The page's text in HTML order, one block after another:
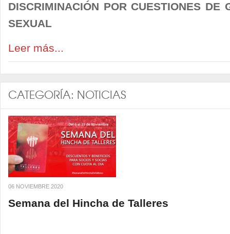
DISCRIMINACIÓN POR CUESTIONES DE
SEXUAL
Leer más...
CATEGORÍA: NOTICIAS
06 NOVIEMBRE 2020
Semana del Hincha de Talleres